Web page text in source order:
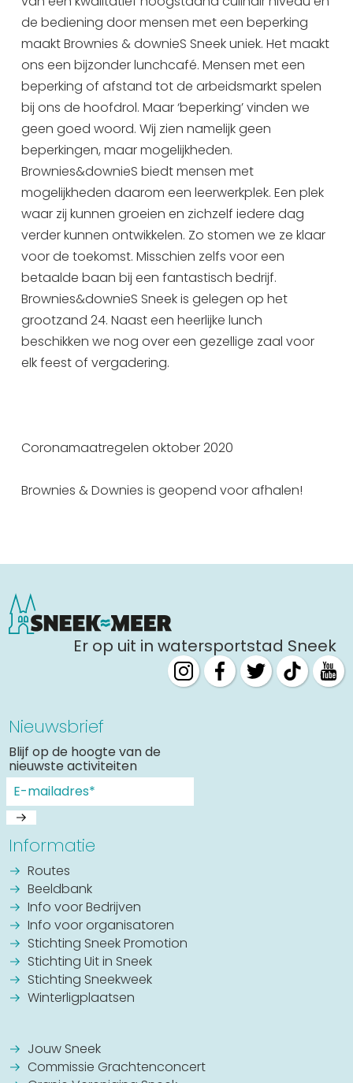
Vakantie vieren in Sneek
Uitgaan in Sneek
Overnachten in Sneek
Citygame Escapegame Sneek
Webcams
De leukste routes
Interactieve plattegrond van Sneek
Winkelen in Sneek
Bootverhuur
de bediening door mensen met een beperking
maakt Brownies & downieS Sneek uniek. Het maakt
ons een bijzonder lunchcafé. Mensen met een
beperking of afstand tot de arbeidsmarkt spelen
bij ons de hoofdrol. Maar ‘beperking’ vinden we
geen goed woord. Wij zien namelijk geen
beperkingen, maar mogelijkheden.
Brownies&downieS biedt mensen met
mogelijkheden daarom een leerwerkplek. Een plek
waar zij kunnen groeien en zichzelf iedere dag
verder kunnen ontwikkelen. Zo stomen we ze klaar
voor de toekomst. Misschien zelfs voor een
betaalde baan bij een fantastisch bedrijf.
Brownies&downieS Sneek is gelegen op het
grootzand 24. Naast een heerlijke lunch
beschikken we nog over een gezellige zaal voor
elk feest of vergadering.
Coronamaatregelen oktober 2020
Brownies & Downies is geopend voor afhalen!
Er op uit in watersportstad Sneek
Nieuwsbrief
Blijf op de hoogte van de
nieuwste activiteiten
Informatie
Routes
Beeldbank
Info voor Bedrijven
Info voor organisatoren
Stichting Sneek Promotion
Stichting Uit in Sneek
Stichting Sneekweek
Winterligplaatsen
Jouw Sneek
Commissie Grachtenconcert